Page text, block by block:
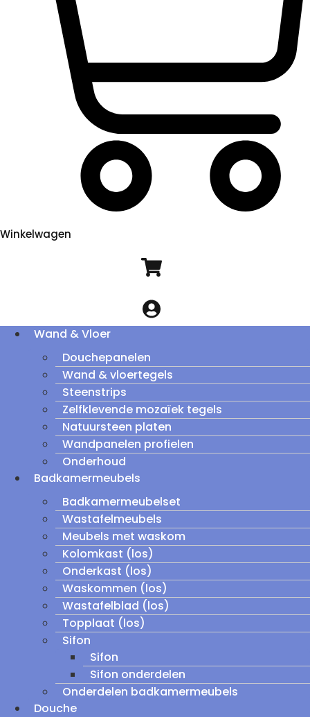
Winkelwagen
Wand & Vloer
Douchepanelen
Wand & vloertegels
Steenstrips
Zelfklevende mozaïek tegels
Natuursteen platen
Wandpanelen profielen
Onderhoud
Badkamermeubels
Badkamermeubelset
Wastafelmeubels
Meubels met waskom
Kolomkast (los)
Onderkast (los)
Waskommen (los)
Wastafelblad (los)
Topplaat (los)
Sifon
Sifon
Sifon onderdelen
Onderdelen badkamermeubels
Douche